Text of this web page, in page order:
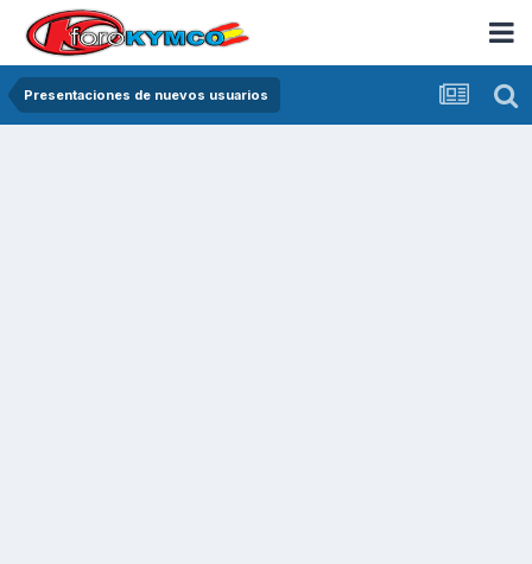
Presentaciones de nuevos usuarios